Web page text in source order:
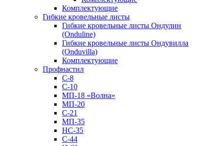
Комплектующие
Гибкие кровельные листы
Гибкие кровельные листы Ондулин
(Onduline)
Гибкие кровельные листы Ондувилла
(Onduvilla)
Комплектующие
Профнастил
С-8
С-10
МП-18 «Волна»
МП-20
С-21
МП-35
НС-35
С-44